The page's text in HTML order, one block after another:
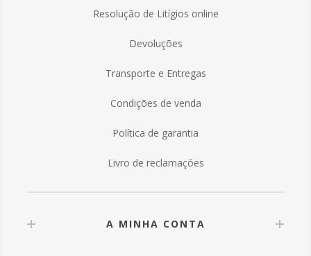
Resolução de Litígios online
Devoluções
Transporte e Entregas
Condições de venda
Política de garantia
Livro de reclamações
A MINHA CONTA